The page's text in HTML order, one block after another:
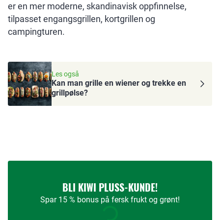
er en mer moderne, skandinavisk oppfinnelse,
tilpasset engangsgrillen, kortgrillen og
campingturen.
Les også
Kan man grille en wiener og trekke en
grillpølse?
BLI KIWI PLUSS-KUNDE!
Spar 15 % bonus på fersk frukt og grønt!